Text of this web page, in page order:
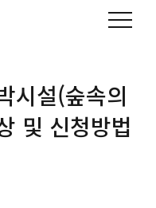
시설(숲속의
및 신청방법